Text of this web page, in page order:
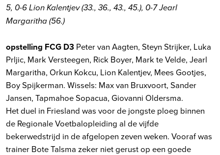
5, 0-6 Lion Kalentjev (33., 36., 43., 45.), 0-7 Jearl
Margaritha (56.)
opstelling FCG D3 Peter van Aagten, Steyn Strijker, Luka
Prljic, Mark Versteegen, Rick Boyer, Mark te Velde, Jearl
Margaritha, Orkun Kokcu, Lion Kalentjev, Mees Gootjes,
Boy Spijkerman. Wissels: Max van Bruxvoort, Sander
Jansen, Tapmahoe Sopacua, Giovanni Oldersma.
Het duel in Friesland was voor de jongste ploeg binnen
de Regionale Voetbalopleiding al de vijfde
bekerwedstrijd in de afgelopen zeven weken. Vooraf was
trainer Bote Talsma zeker niet gerust op een goede